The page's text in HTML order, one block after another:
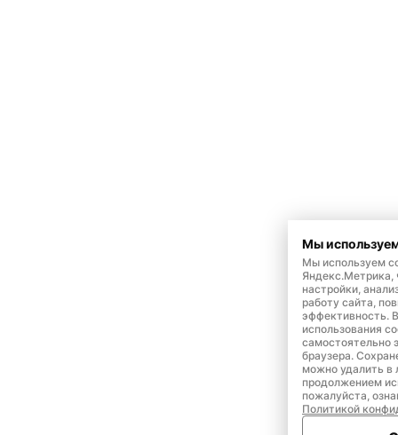
Мы
Мы используем
Яндекс.Метрика,
настройки,
работу сайта,
эффективность.
использования
самостоятельно
браузера.
можно удалить в
продолжением
пожалуйста,
Политикой